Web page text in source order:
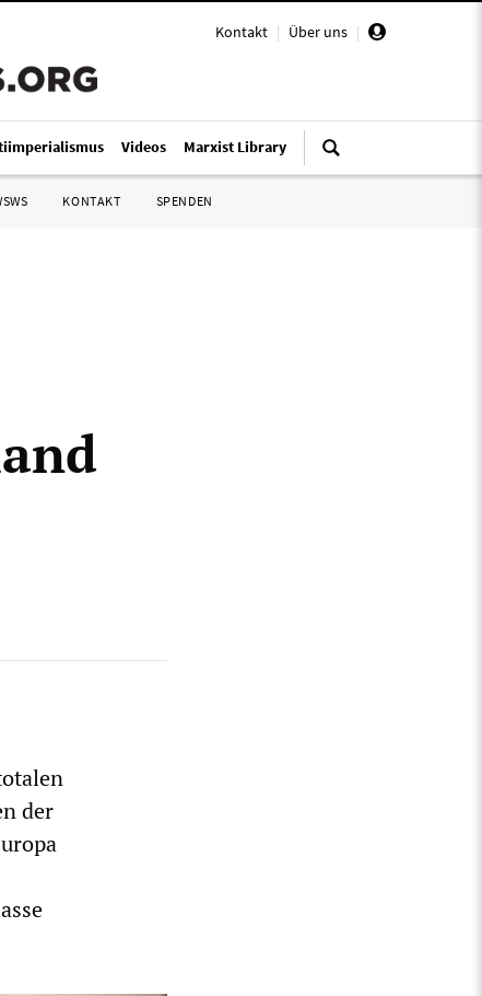
Kontakt | Über uns |
Videos Marxist Library
KONTAKT SPENDEN
der